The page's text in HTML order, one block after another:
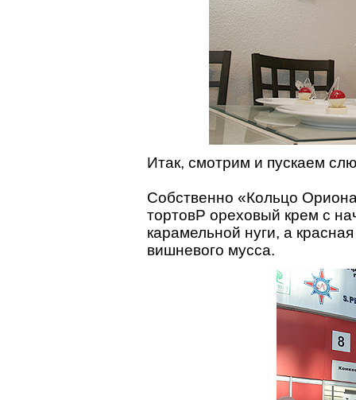
Итак, смотрим и пускаем
Собственно «Кольцо
тортовP ореховый крем с
карамельной нуги, а
вишневого мусса.